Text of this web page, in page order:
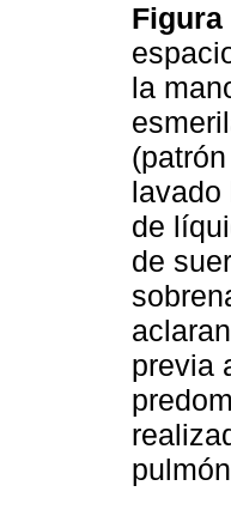
Figura
la
lavado
de
de
previa